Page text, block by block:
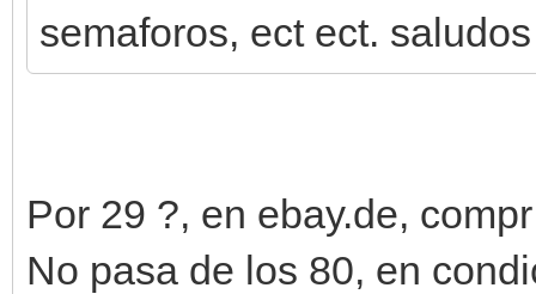
semaforos, ect ect. saludos
Por 29 ?, en ebay.de,
No pasa de los 80, en